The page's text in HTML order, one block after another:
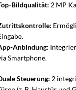
Bildqualität: 2 MP
Anbindung:
Smartphone.
Steuerung: 2